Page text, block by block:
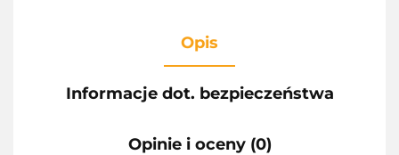
Opis
Informacje dot. bezpieczeństwa
Opinie i oceny (0)